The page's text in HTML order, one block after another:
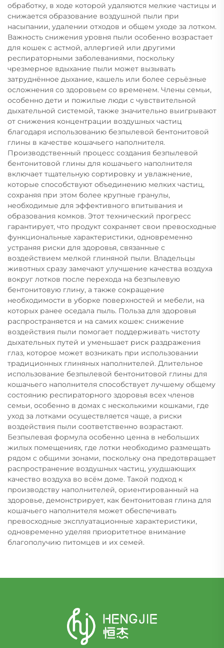
обработку, в ходе которой удаляются мелкие частицы и
снижается образование воздушной пыли при
насыпании, удалении отходов и общем уходе за лотком.
Важность снижения уровня пыли особенно возрастает
для кошек с астмой, аллергией или другими
респираторными заболеваниями, поскольку
чрезмерное вдыхание пыли может вызывать
затруднённое дыхание, кашель или более серьёзные
осложнения со здоровьем со временем. Члены семьи,
особенно дети и пожилые люди с чувствительной
дыхательной системой, также значительно выигрывают
от снижения концентрации воздушных частиц
благодаря использованию безпылевой бентонитовой
глины в качестве кошачьего наполнителя.
Производственный процесс создания безпылевой
бентонитовой глины для кошачьего наполнителя
включает тщательную сортировку и увлажнение,
которые способствуют объединению мелких частиц,
сохраняя при этом более крупные гранулы,
необходимые для эффективного впитывания и
образования комков. Этот технический прогресс
гарантирует, что продукт сохраняет свои превосходные
функциональные характеристики, одновременно
устраняя риски для здоровья, связанные с
воздействием мелкой глиняной пыли. Владельцы
животных сразу замечают улучшение качества воздуха
вокруг лотков после перехода на безпылевую
бентонитовую глину, а также сокращение
необходимости в уборке поверхностей и мебели, на
которых ранее оседала пыль. Польза для здоровья
распространяется и на самих кошек: снижение
воздействия пыли помогает поддерживать чистоту
дыхательных путей и уменьшает риск раздражения
глаз, которое может возникать при использовании
традиционных глиняных наполнителей. Длительное
использование безпылевой бентонитовой глины для
кошачьего наполнителя способствует лучшему общему
состоянию респираторного здоровья всех членов
семьи, особенно в домах с несколькими кошками, где
уход за лотками осуществляется чаще, а риски
воздействия пыли соответственно возрастают.
Безпылевая формула особенно ценна в небольших
жилых помещениях, где лотки необходимо размещать
рядом с общими зонами, поскольку она предотвращает
распространение воздушных частиц, ухудшающих
качество воздуха во всём доме. Такой подход к
производству наполнителей, ориентированный на
здоровье, демонстрирует, как бентонитовая глина для
кошачьего наполнителя может обеспечивать
превосходные эксплуатационные характеристики,
одновременно уделяя приоритетное внимание
благополучию питомцев и их семей.